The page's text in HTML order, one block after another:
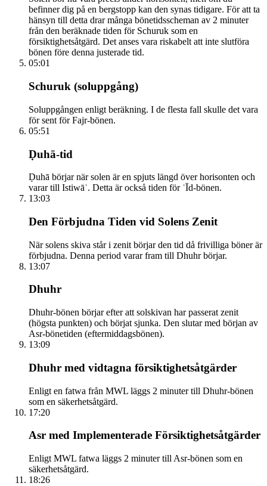
befinner dig på en bergstopp kan den synas tidigare. För att ta
hänsyn till detta drar många bönetidsscheman av 2 minuter
från den beräknade tiden för Schuruk som en
försiktighetsåtgärd. Det anses vara riskabelt att inte slutföra
bönen före denna justerade tid.
05:01
Schuruk (soluppgång)
Soluppgången enligt beräkning. I de flesta fall skulle det vara
för sent för Fajr-bönen.
05:51
Ḍuhā-tid
Ḍuhā börjar när solen är en spjuts längd över horisonten och
varar till Istiwāʾ. Detta är också tiden för ʿĪd-bönen.
13:03
Den Förbjudna Tiden vid Solens Zenit
När solens skiva står i zenit börjar den tid då frivilliga böner är
förbjudna. Denna period varar fram till Dhuhr börjar.
13:07
Dhuhr
Dhuhr-bönen börjar efter att solskivan har passerat zenit
(högsta punkten) och börjat sjunka. Den slutar med början av
Asr-bönetiden (eftermiddagsbönen).
13:09
Dhuhr med vidtagna försiktighetsåtgärder
Enligt en fatwa från MWL läggs 2 minuter till Dhuhr-bönen
som en säkerhetsåtgärd.
17:20
Asr med Implementerade Försiktighetsåtgärder
Enligt MWL fatwa läggs 2 minuter till Asr-bönen som en
säkerhetsåtgärd.
18:26